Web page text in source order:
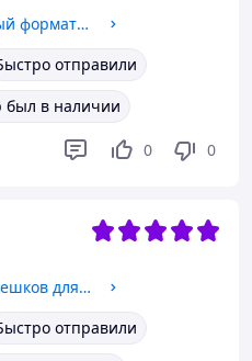
Блокнот-планер финансовый формат А5,планер бюджета и хранения денег,органайзер для ведения учётов
отправили
был в наличии
0 0
Вакуумные пакеты набор мешков для хранения вещей одежды и багажа многоразовые прозрачные, 8 шт VacuumPacks_17
отправили